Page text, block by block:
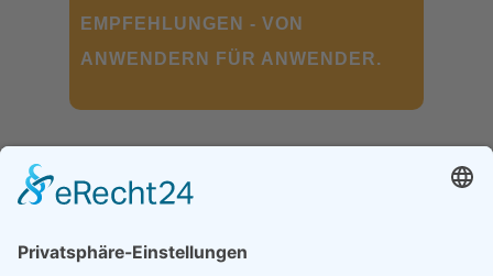
EMPFEHLUNGEN - VON
ANWENDERN FÜR ANWENDER.
schlank